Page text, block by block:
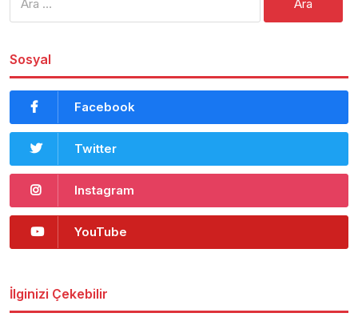
Sosyal
Facebook
Twitter
Instagram
YouTube
İlginizi Çekebilir